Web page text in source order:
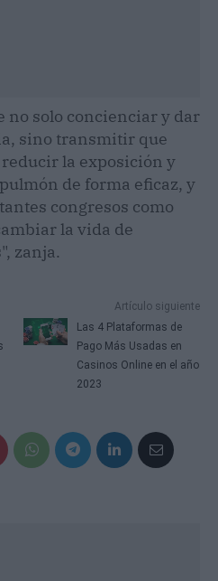
no solo concienciar y dar
sino transmitir que
la exposición y
de forma eficaz, y
congresos como
la vida de
zanja.
Artículo siguiente
Las 4 Plataformas de
Pago Más Usadas en
Casinos Online en el año
2023